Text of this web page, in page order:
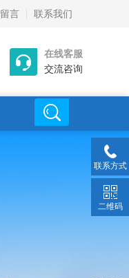
言 联系我们
在线客服
交流咨询
联系方式
二维码